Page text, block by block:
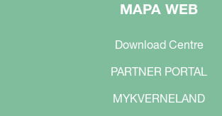
MAPA WEB
Download Centre
PARTNER PORTAL
MYKVERNELAND